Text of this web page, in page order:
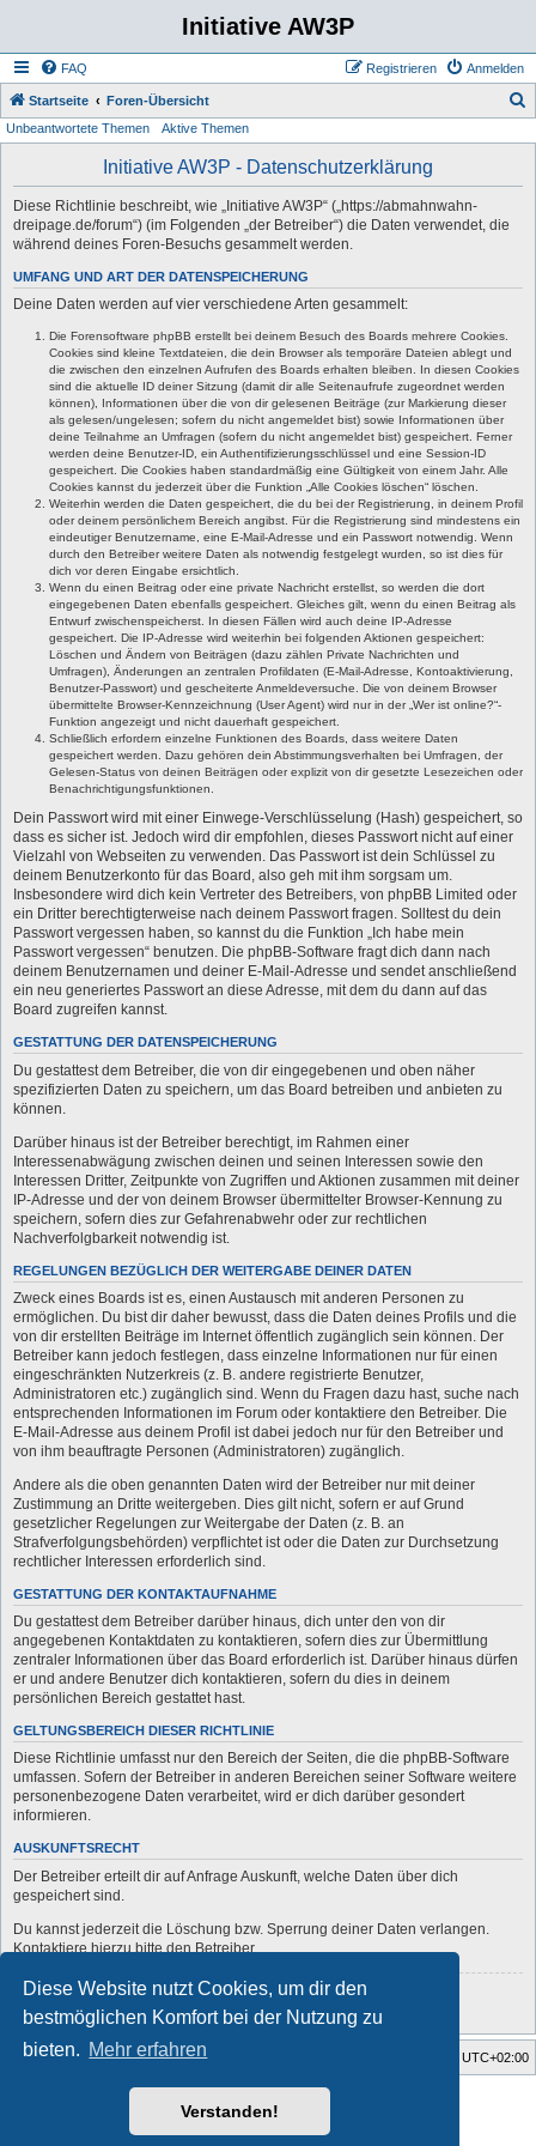
Diese Website nutzt Cookies, um dir den
bestmöglichen Komfort bei der Nutzung zu
bieten. Mehr erfahren
Verstanden!
Initiative AW3P
FAQ Anmelden
Registrieren
Startseite Foren-Übersicht
Unbeantwortete Themen Aktive Themen
Initiative AW3P - Datenschutzerklärung
Diese Richtlinie beschreibt, wie „Initiative AW3P“ („https://abmahnwahn-
dreipage.de/forum“) (im Folgenden „der Betreiber“) die Daten verwendet, die
während deines Foren-Besuchs gesammelt werden.
UMFANG UND ART DER DATENSPEICHERUNG
Deine Daten werden auf vier verschiedene Arten gesammelt:
Die Forensoftware phpBB erstellt bei deinem Besuch des Boards mehrere Cookies.
Cookies sind kleine Textdateien, die dein Browser als temporäre Dateien ablegt und
die zwischen den einzelnen Aufrufen des Boards erhalten bleiben. In diesen Cookies
sind die aktuelle ID deiner Sitzung (damit dir alle Seitenaufrufe zugeordnet werden
können), Informationen über die von dir gelesenen Beiträge (zur Markierung dieser
als gelesen/ungelesen; sofern du nicht angemeldet bist) sowie Informationen über
deine Teilnahme an Umfragen (sofern du nicht angemeldet bist) gespeichert. Ferner
werden deine Benutzer-ID, ein Authentifizierungsschlüssel und eine Session-ID
gespeichert. Die Cookies haben standardmäßig eine Gültigkeit von einem Jahr. Alle
Cookies kannst du jederzeit über die Funktion „Alle Cookies löschen“ löschen.
Weiterhin werden die Daten gespeichert, die du bei der Registrierung, in deinem Profil
oder deinem persönlichem Bereich angibst. Für die Registrierung sind mindestens ein
eindeutiger Benutzername, eine E-Mail-Adresse und ein Passwort notwendig. Wenn
durch den Betreiber weitere Daten als notwendig festgelegt wurden, so ist dies für
dich vor deren Eingabe ersichtlich.
Wenn du einen Beitrag oder eine private Nachricht erstellst, so werden die dort
eingegebenen Daten ebenfalls gespeichert. Gleiches gilt, wenn du einen Beitrag als
Entwurf zwischenspeicherst. In diesen Fällen wird auch deine IP-Adresse
gespeichert. Die IP-Adresse wird weiterhin bei folgenden Aktionen gespeichert:
Löschen und Ändern von Beiträgen (dazu zählen Private Nachrichten und
Umfragen), Änderungen an zentralen Profildaten (E-Mail-Adresse, Kontoaktivierung,
Benutzer-Passwort) und gescheiterte Anmeldeversuche. Die von deinem Browser
übermittelte Browser-Kennzeichnung (User Agent) wird nur in der „Wer ist online?“-
Funktion angezeigt und nicht dauerhaft gespeichert.
Schließlich erfordern einzelne Funktionen des Boards, dass weitere Daten
gespeichert werden. Dazu gehören dein Abstimmungsverhalten bei Umfragen, der
Gelesen-Status von deinen Beiträgen oder explizit von dir gesetzte Lesezeichen oder
Benachrichtigungsfunktionen.
Dein Passwort wird mit einer Einwege-Verschlüsselung (Hash) gespeichert, so
dass es sicher ist. Jedoch wird dir empfohlen, dieses Passwort nicht auf einer
Vielzahl von Webseiten zu verwenden. Das Passwort ist dein Schlüssel zu
deinem Benutzerkonto für das Board, also geh mit ihm sorgsam um.
Insbesondere wird dich kein Vertreter des Betreibers, von phpBB Limited oder
ein Dritter berechtigterweise nach deinem Passwort fragen. Solltest du dein
Passwort vergessen haben, so kannst du die Funktion „Ich habe mein
Passwort vergessen“ benutzen. Die phpBB-Software fragt dich dann nach
deinem Benutzernamen und deiner E-Mail-Adresse und sendet anschließend
ein neu generiertes Passwort an diese Adresse, mit dem du dann auf das
Board zugreifen kannst.
GESTATTUNG DER DATENSPEICHERUNG
Du gestattest dem Betreiber, die von dir eingegebenen und oben näher
spezifizierten Daten zu speichern, um das Board betreiben und anbieten zu
können.
Darüber hinaus ist der Betreiber berechtigt, im Rahmen einer
Interessenabwägung zwischen deinen und seinen Interessen sowie den
Interessen Dritter, Zeitpunkte von Zugriffen und Aktionen zusammen mit deiner
IP-Adresse und der von deinem Browser übermittelter Browser-Kennung zu
speichern, sofern dies zur Gefahrenabwehr oder zur rechtlichen
Nachverfolgbarkeit notwendig ist.
REGELUNGEN BEZÜGLICH DER WEITERGABE DEINER DATEN
Zweck eines Boards ist es, einen Austausch mit anderen Personen zu
ermöglichen. Du bist dir daher bewusst, dass die Daten deines Profils und die
von dir erstellten Beiträge im Internet öffentlich zugänglich sein können. Der
Betreiber kann jedoch festlegen, dass einzelne Informationen nur für einen
eingeschränkten Nutzerkreis (z. B. andere registrierte Benutzer,
Administratoren etc.) zugänglich sind. Wenn du Fragen dazu hast, suche nach
entsprechenden Informationen im Forum oder kontaktiere den Betreiber. Die
E-Mail-Adresse aus deinem Profil ist dabei jedoch nur für den Betreiber und
von ihm beauftragte Personen (Administratoren) zugänglich.
Andere als die oben genannten Daten wird der Betreiber nur mit deiner
Zustimmung an Dritte weitergeben. Dies gilt nicht, sofern er auf Grund
gesetzlicher Regelungen zur Weitergabe der Daten (z. B. an
Strafverfolgungsbehörden) verpflichtet ist oder die Daten zur Durchsetzung
rechtlicher Interessen erforderlich sind.
GESTATTUNG DER KONTAKTAUFNAHME
Du gestattest dem Betreiber darüber hinaus, dich unter den von dir
angegebenen Kontaktdaten zu kontaktieren, sofern dies zur Übermittlung
zentraler Informationen über das Board erforderlich ist. Darüber hinaus dürfen
er und andere Benutzer dich kontaktieren, sofern du dies in deinem
persönlichen Bereich gestattet hast.
GELTUNGSBEREICH DIESER RICHTLINIE
Diese Richtlinie umfasst nur den Bereich der Seiten, die die phpBB-Software
umfassen. Sofern der Betreiber in anderen Bereichen seiner Software weitere
personenbezogene Daten verarbeitet, wird er dich darüber gesondert
informieren.
AUSKUNFTSRECHT
Der Betreiber erteilt dir auf Anfrage Auskunft, welche Daten über dich
gespeichert sind.
Du kannst jederzeit die Löschung bzw. Sperrung deiner Daten verlangen.
Kontaktiere hierzu bitte den Betreiber.
Zurück zur vorherigen Seite
Startseite Foren-Übersicht UTC+02:00
forum
Powered byphpBB® Forum Software © phpBB Limited
phpBB.de